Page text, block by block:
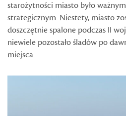
starożytności miasto było
strategicznym. Niestety, miasto
doszczętnie spalone podczas II
niewiele pozostało śladów po
miejsca.